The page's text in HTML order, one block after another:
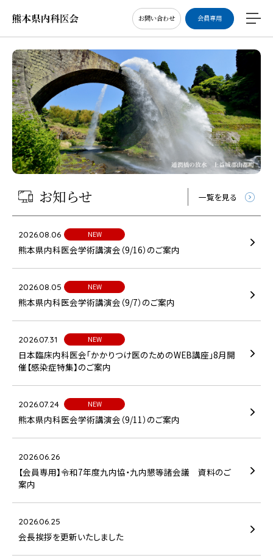
お問い合わせ 会員専用
お知らせ 一覧を見る
2026.08.06 NEW
熊本県内科医会学術講演会（9/16）のご案内
2026.08.05 NEW
熊本県内科医会学術講演会（9/7）のご案内
2026.07.31 NEW
日本臨床内科医会「かかりつけ医のためのWEB講座」8月開
催【感染症特集】のご案内
2026.07.24 NEW
熊本県内科医会学術講演会（9/11）のご案内
2026.06.26
【会員専用】令和7年度九内協・九内懇等諸会議 資料のご
案内
2026.06.25
会長挨拶を更新いたしました